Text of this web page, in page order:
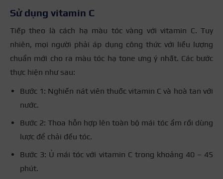
Sử dụng vitamin C
Tiếp theo là cách hạ màu tóc vàng với vitamin C. Tuy
nhiên, mọi người phải áp dụng công thức với liều lượng
chuẩn mới cho ra màu tóc hạ tone ưng ý nhất. Các bước
thực hiện như sau:
Bước 1: Nghiền nát viên thuốc vitamin C và hoà tan với
nước.
Bước 2: Thoa hỗn hợp lên toàn bộ mái tóc ẩm rồi dùng
lược để chải đều tóc.
Bước 3: Ủ mái tóc với vitamin C trong khoảng 40 – 45
phút.